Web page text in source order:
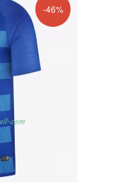
-46%